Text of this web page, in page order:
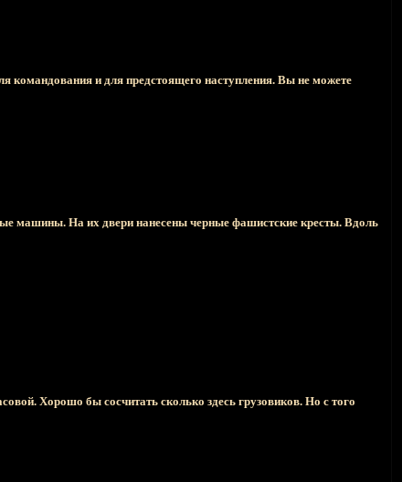
командования и для предстоящего наступления. Вы не можете
машины. На их двери нанесены черные фашистские кресты. Вдоль
Хорошо бы сосчитать сколько здесь грузовиков. Но с того